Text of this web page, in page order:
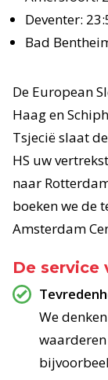
Deventer:
Bad
De European
Haag en
Tsjecië slaat
HS uw
naar
boeken we de
Amsterdam
De service
We